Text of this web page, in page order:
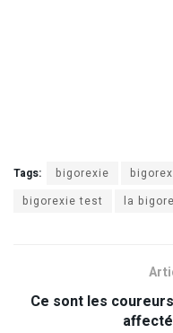
Tags: bigorexie
bigorexie test
la
Ce sont les